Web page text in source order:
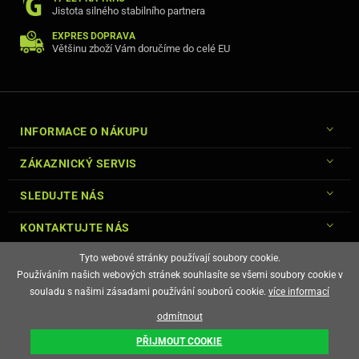
Jistota silného stabilního partnera
EXPRES DOPRAVA
Většinu zboží Vám doručíme do celé EU
INFORMACE O NÁKUPU
ZÁKAZNICKÝ SERVIS
SLEDUJTE NÁS
KONTAKTUJTE NÁS
E-shop vytvořila
Tyto webové stránky používají soubory cookie.
Používáním našich webových stránek souhlasíte se všemi soubory cookie v
souladu s našimi zásadami používání souborů cookie. více informací
odmítnout
PŘIJMOUT COOKIE